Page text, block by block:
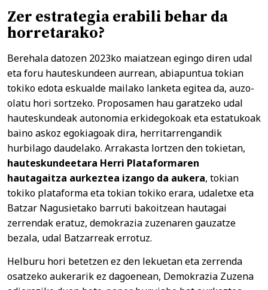
Zer estrategia erabili behar da
horretarako?
Berehala datozen 2023ko maiatzean egingo diren udal
eta foru hauteskundeen aurrean, abiapuntua tokian
tokiko edota eskualde mailako lanketa egitea da, auzo-
olatu hori sortzeko. Proposamen hau garatzeko udal
hauteskundeak autonomia erkidegokoak eta estatukoak
baino askoz egokiagoak dira, herritarrengandik
hurbilago daudelako. Arrakasta lortzen den tokietan,
hauteskundeetara Herri Plataformaren
hautagaitza aurkeztea izango da aukera, tokian
tokiko plataforma eta tokian tokiko erara, udaletxe eta
Batzar Nagusietako barruti bakoitzean hautagai
zerrendak eratuz, demokrazia zuzenaren gauzatze
bezala, udal Batzarreak errotuz.
Helburu hori betetzen ez den lekuetan eta zerrenda
osatzeko aukerarik ez dagoenean, Demokrazia Zuzena